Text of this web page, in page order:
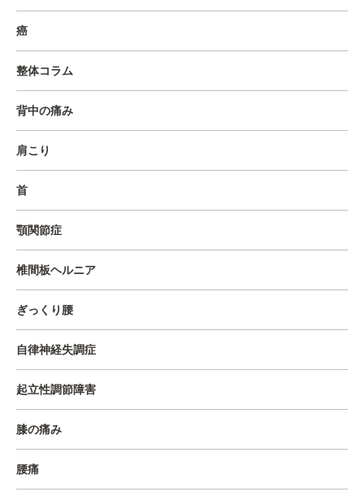
癌
整体コラム
背中の痛み
肩こり
首
顎関節症
椎間板ヘルニア
ぎっくり腰
自律神経失調症
起立性調節障害
膝の痛み
腰痛